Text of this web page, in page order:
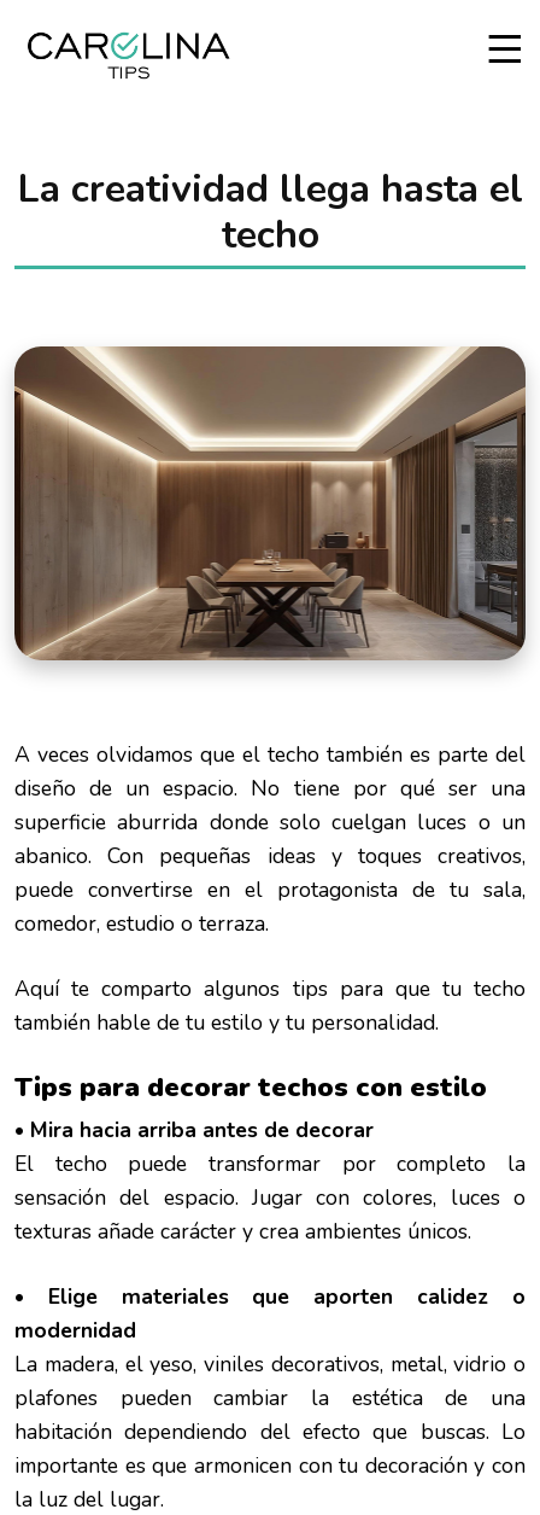
La creatividad llega hasta el
techo
A veces olvidamos que el techo también es parte del
diseño de un espacio. No tiene por qué ser una
superficie aburrida donde solo cuelgan luces o un
abanico. Con pequeñas ideas y toques creativos,
puede convertirse en el protagonista de tu sala,
comedor, estudio o terraza.
Aquí te comparto algunos tips para que tu techo
también hable de tu estilo y tu personalidad.
Tips para decorar techos con estilo
• Mira hacia arriba antes de decorar
El techo puede transformar por completo la
sensación del espacio. Jugar con colores, luces o
texturas añade carácter y crea ambientes únicos.
• Elige materiales que aporten calidez o
modernidad
La madera, el yeso, viniles decorativos, metal, vidrio o
plafones pueden cambiar la estética de una
habitación dependiendo del efecto que buscas. Lo
importante es que armonicen con tu decoración y con
la luz del lugar.